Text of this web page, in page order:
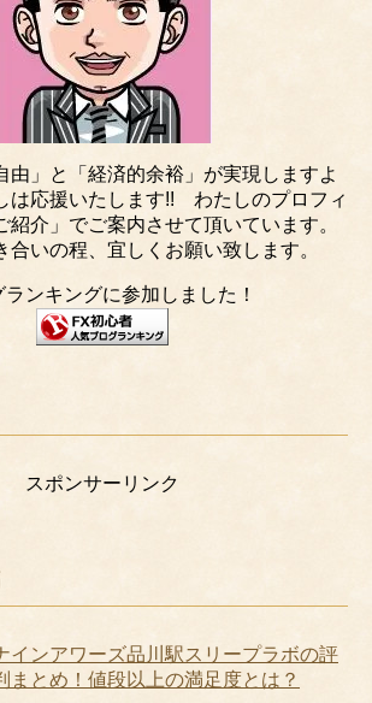
由」と「経済的余裕」が実現しますよ
は応援いたします!! わたしのプロフィ
紹介」でご案内させて頂いています。
合いの程、宜しくお願い致します。
ランキングに参加しました！
スポンサーリンク
インアワーズ品川駅スリープラボの評
まとめ！値段以上の満足度とは？